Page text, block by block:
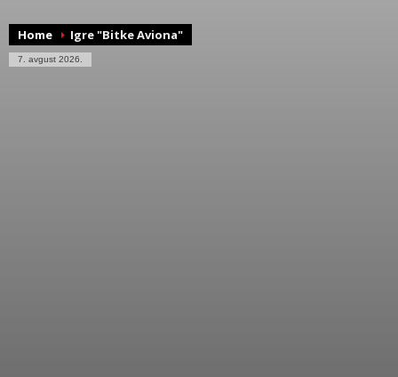
Home Igre "Bitke Aviona"
7. avgust 2026.